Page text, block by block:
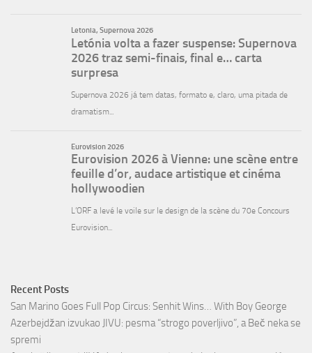
Recent Posts
San Marino Goes Full Pop Circus: Senhit Wins… With Boy George
Azerbejdžan izvukao JIVU: pesma “strogo poverljivo”, a Beč neka se
spremi